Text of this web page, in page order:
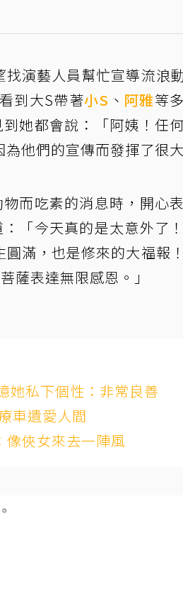
演藝人員幫忙宣導流浪
到大S帶著小S 、 阿雅等
她都會說：「阿姨！任
他們的宣傳而發揮了很
而吃素的消息時，開心
「今天真的是太意外了
滿，也是修來的大福報
薩表達無限感恩。」
她私下個性：非常良善
車遺愛人間
像俠女來去一陣風